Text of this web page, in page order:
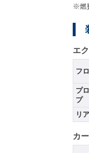
※燃
エ
フ
プ
プ
リ
カ